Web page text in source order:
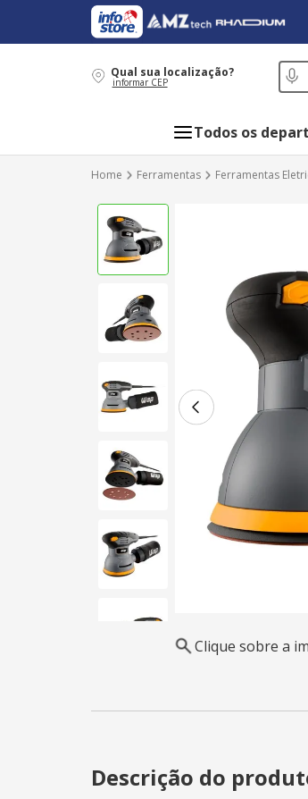
Qual sua localização?
informar CEP
O
Todos os
Ferramentas Ferramentas
Clique sobre a
Descrição do